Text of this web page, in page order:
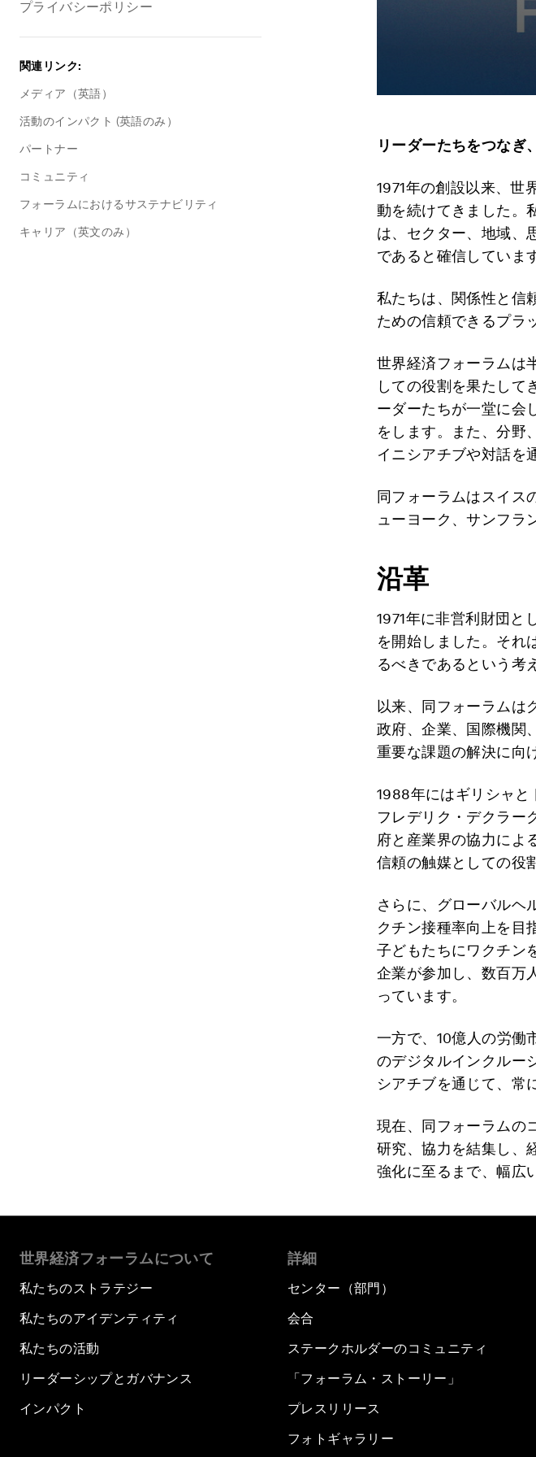
プライバシーポリシー
関連リンク:
メディア（英語）
活動のインパクト (英語のみ）
パートナー
コミュニティ
フォーラムにおけるサステナビリティ
キャリア（英文のみ）
リーダーたちをつなぎ
1971年の創設以来、世
動を続けてきました。
は、セクター、地域、
であると確信していま
私たちは、関係性と信
ための信頼できるプラ
世界経済フォーラムは
しての役割を果たして
ーダーたちが一堂に会
をします。また、分野
イニシアチブや対話を
同フォーラムはスイス
ューヨーク、サンフラ
沿革
1971年に非営利財団と
を開始しました。それ
るべきであるという考
以来、同フォーラムは
政府、企業、国際機関
重要な課題の解決に向
1988年にはギリシャと
フレデリク・デクラー
府と産業界の協力によ
信頼の触媒としての役
さらに、グローバルヘ
クチン接種率向上を目
子どもたちにワクチン
企業が参加し、数百万
っています。
一方で、10億人の労働
のデジタルインクルー
シアチブを通じて、常
現在、同フォーラムの
研究、協力を結集し、
強化に至るまで、幅広
世界経済フォーラムについて
私たちのストラテジー
私たちのアイデンティティ
私たちの活動
リーダーシップとガバナンス
インパクト
詳細
センター（部門）
会合
ステークホルダーのコミュニティ
「フォーラム・ストーリー」
プレスリリース
フォトギャラリー